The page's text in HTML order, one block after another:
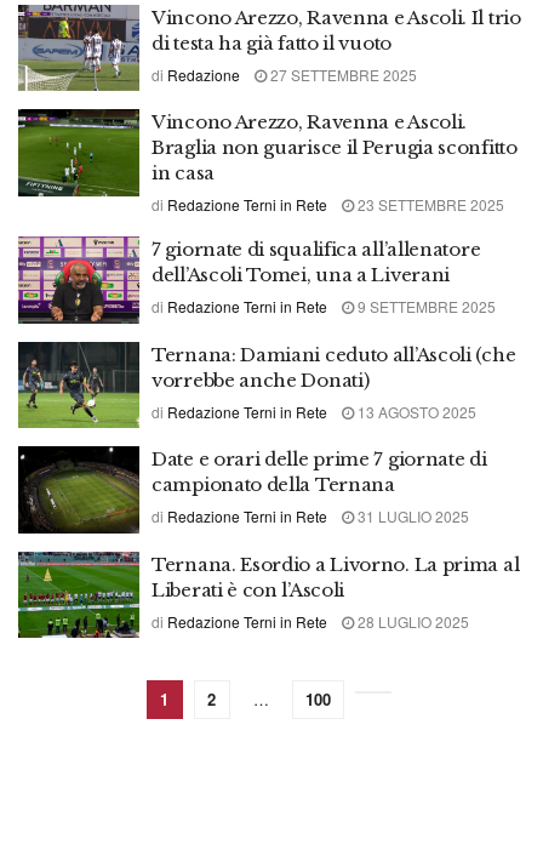
Vincono Arezzo, Ravenna e Ascoli. Il trio
di testa ha già fatto il vuoto
di Redazione 27 SETTEMBRE 2025
Vincono Arezzo, Ravenna e Ascoli.
Braglia non guarisce il Perugia sconfitto
in casa
di Redazione Terni in Rete 23 SETTEMBRE 2025
7 giornate di squalifica all’allenatore
dell’Ascoli Tomei, una a Liverani
di Redazione Terni in Rete 9 SETTEMBRE 2025
Ternana: Damiani ceduto all’Ascoli (che
vorrebbe anche Donati)
di Redazione Terni in Rete 13 AGOSTO 2025
Date e orari delle prime 7 giornate di
campionato della Ternana
di Redazione Terni in Rete 31 LUGLIO 2025
Ternana. Esordio a Livorno. La prima al
Liberati è con l’Ascoli
di Redazione Terni in Rete 28 LUGLIO 2025
1 2 … 100